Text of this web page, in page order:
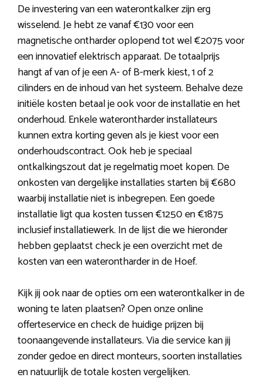
De investering van een waterontkalker zijn erg
wisselend. Je hebt ze vanaf €130 voor een
magnetische ontharder oplopend tot wel €2075 voor
een innovatief elektrisch apparaat. De totaalprijs
hangt af van of je een A- of B-merk kiest, 1 of 2
cilinders en de inhoud van het systeem. Behalve deze
initiële kosten betaal je ook voor de installatie en het
onderhoud. Enkele waterontharder installateurs
kunnen extra korting geven als je kiest voor een
onderhoudscontract. Ook heb je speciaal
ontkalkingszout dat je regelmatig moet kopen. De
onkosten van dergelijke installaties starten bij €680
waarbij installatie niet is inbegrepen. Een goede
installatie ligt qua kosten tussen €1250 en €1875
inclusief installatiewerk. In de lijst die we hieronder
hebben geplaatst check je een overzicht met de
kosten van een waterontharder in de Hoef.
Kijk jij ook naar de opties om een waterontkalker in de
woning te laten plaatsen? Open onze online
offerteservice en check de huidige prijzen bij
toonaangevende installateurs. Via die service kan jij
zonder gedoe en direct monteurs, soorten installaties
en natuurlijk de totale kosten vergelijken.